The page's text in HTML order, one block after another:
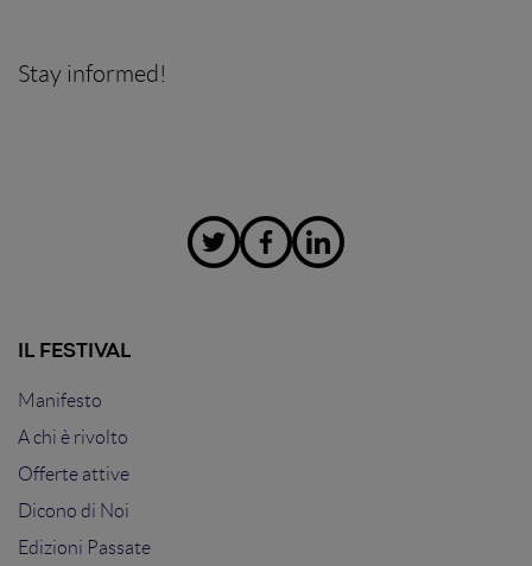
Stay informed!
IL FESTIVAL
Manifesto
A chi è rivolto
Offerte attive
Dicono di Noi
Edizioni Passate